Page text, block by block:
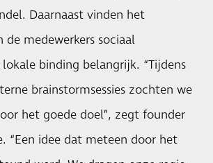
Daarnaast vinden het
de medewerkers sociaal
binding belangrijk. “Tijdens
brainstormsessies zochten we
het goede doel”, zegt founder
“Een idee dat meteen door het